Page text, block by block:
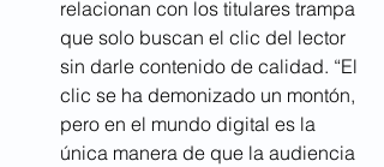
relacionan con los titulares trampa
que solo buscan el clic del lector
sin darle contenido de calidad. “El
clic se ha demonizado un montón,
pero en el mundo digital es la
única manera de que la audiencia